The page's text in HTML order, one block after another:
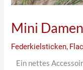
Mini
Federkielsticken,
Ein nettes